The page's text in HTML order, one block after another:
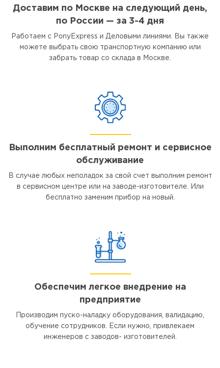
Доставим по Москве на следующий день,
по России — за 3-4 дня
Работаем с PonyExpress и Деловыми линиями. Вы также
можете выбрать свою транспортную компанию или
забрать товар со склада в Москве.
Выполним бесплатный ремонт и сервисное
обслуживание
В случае любых неполадок за свой счет выполним ремонт
в сервисном центре или на заводе-изготовителе. Или
бесплатно заменим прибор на новый.
Обеспечим легкое внедрение на
предприятие
Производим пуско-наладку оборудования, валидацию,
обучение сотрудников. Если нужно, привлекаем
инженеров с заводов- изготовителей.